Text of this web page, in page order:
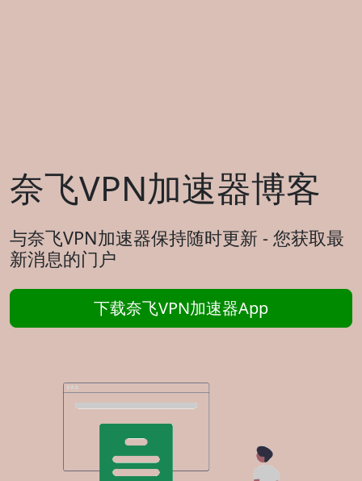
奈飞VPN加速器博客
与奈飞VPN加速器保持随时更新 - 您获取最
新消息的门户
下载奈飞VPN加速器App